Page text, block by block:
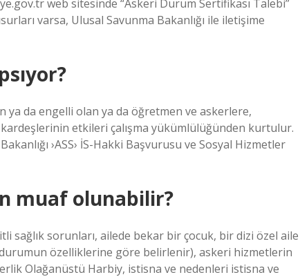
​​web sitesinde “Askeri Durum Sertifikası Talebi”
varsa, Ulusal Savunma Bakanlığı ile iletişime
ya da engelli olan ya da öğretmen ve askerlere,
etkileri çalışma yükümlülüğünden kurtulur.
›ASS› İS-Hakki Başvurusu ve Sosyal Hizmetler
muaf olunabilir?
sorunları, ailede bekar bir çocuk, bir dizi özel aile
özelliklerine göre belirlenir), askeri hizmetlerin
Olağanüstü Harbiy, istisna ve nedenleri istisna ve